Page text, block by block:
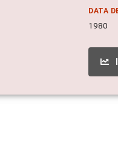
DATA
1980